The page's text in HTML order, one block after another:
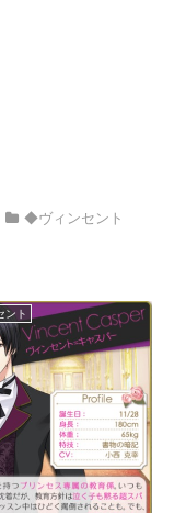
◆ヴィンセント
ント